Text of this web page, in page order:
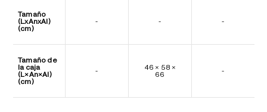
Tamaño
(LxAnxAl)
(cm)
- - -
Tamaño de
la caja
(L×An×Al)
(cm)
-
46 × 58 ×
66
-